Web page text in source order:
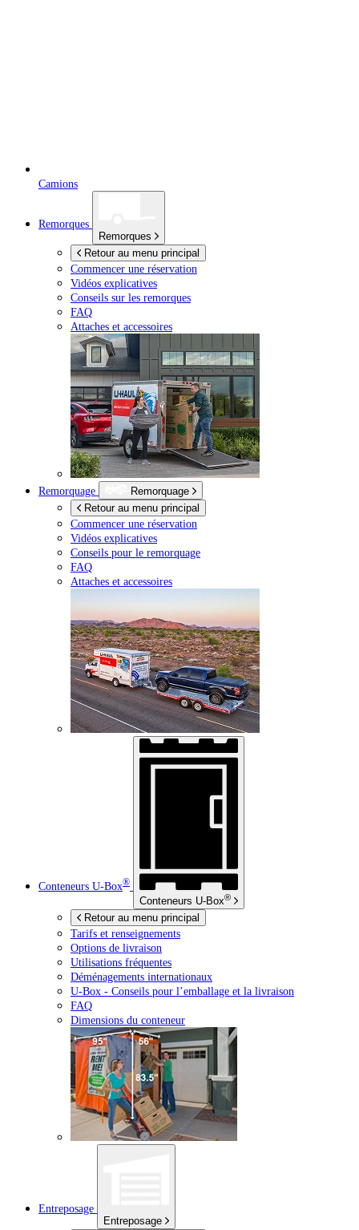
Camions
Remorques
Remorques
Retour au menu principal
Commencer une réservation
Vidéos explicatives
Conseils sur les remorques
FAQ
Attaches et accessoires
Remorquage
Remorquage
Retour au menu principal
Commencer une réservation
Vidéos explicatives
Conseils pour le remorquage
FAQ
Attaches et accessoires
Conteneurs U-Box®
Conteneurs U-Box®
Retour au menu principal
Tarifs et renseignements
Options de livraison
Utilisations fréquentes
Déménagements internationaux
U-Box - Conseils pour l’emballage et la livraison
FAQ
Dimensions du conteneur
Entreposage
Entreposage